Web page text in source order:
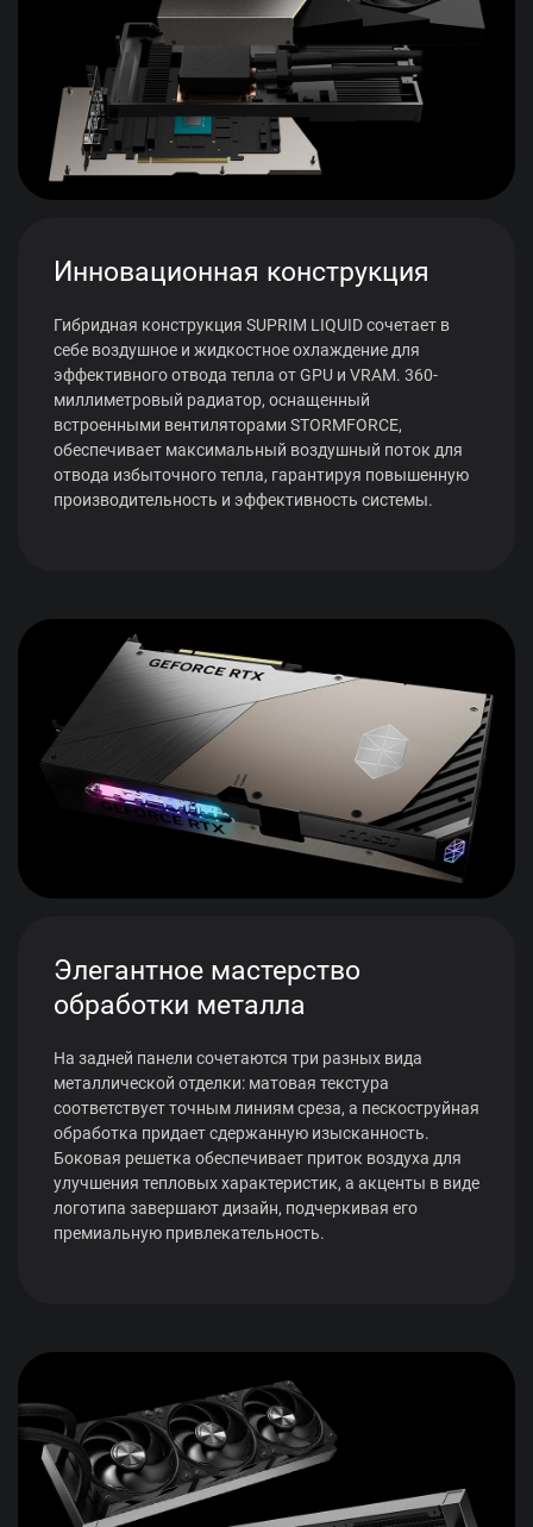
Инновационная конструкция
Гибридная конструкция SUPRIM LIQUID сочетает в
себе воздушное и жидкостное охлаждение для
эффективного отвода тепла от GPU и VRAM. 360-
миллиметровый радиатор, оснащенный
встроенными вентиляторами STORMFORCE,
обеспечивает максимальный воздушный поток для
отвода избыточного тепла, гарантируя повышенную
производительность и эффективность системы.
Элегантное мастерство
обработки металла
На задней панели сочетаются три разных вида
металлической отделки: матовая текстура
соответствует точным линиям среза, а пескоструйная
обработка придает сдержанную изысканность.
Боковая решетка обеспечивает приток воздуха для
улучшения тепловых характеристик, а акценты в виде
логотипа завершают дизайн, подчеркивая его
премиальную привлекательность.